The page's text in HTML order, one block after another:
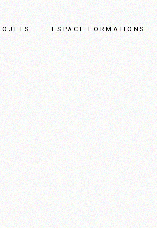
ESPACE FORMATIONS
Des cours
personnalisés juste
pour vous!
L’éventail des
formations
Les modèles
d’exception
Master class pour
chineurs et
collectionneurs!
Tarifs